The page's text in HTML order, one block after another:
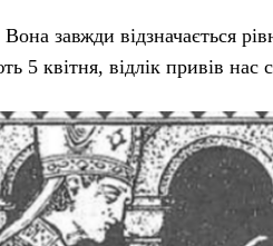
Вона завжди відзначається
5 квітня, відлік привів нас